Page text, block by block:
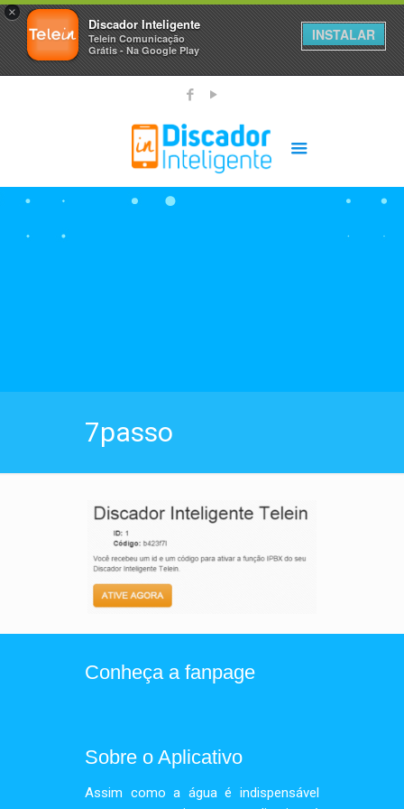
×
Discador Inteligente
Telein Comunicação
Grátis - Na Google Play
INSTALAR
7passo
Conheça a fanpage
Sobre o Aplicativo
Assim como a água é indispensável